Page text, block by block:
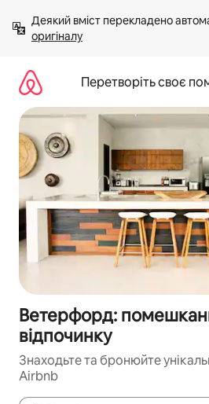
вмісту
Деякий вміст перекладено
оригіналу
Перетворіть своє
Ветерфорд:
відпочинку
Знаходьте та бронюйте
Airbnb